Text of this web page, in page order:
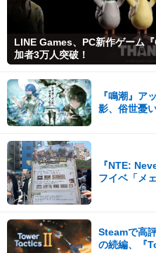
LINE Games、PC新作ゲーム
加者3万人突破！
『鳴潮』ア
影、俗世憂
『NTE:
フイベ「メ
Steamで高
の続編、『